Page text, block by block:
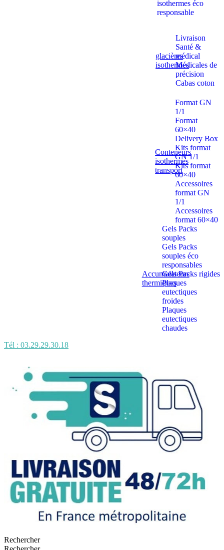
isothermes éco
responsable
glacières
isothermes
Livraison
Santé &
médical
Médicales de
précision
Cabas coton
Conteneurs
isothermes
transport
Format GN
1/1
Format
60×40
Delivery Box
Kits format
GN 1/1
Kits format
60×40
Accessoires
format GN
1/1
Accessoires
format 60×40
Accumulateurs
thermiques
Gels Packs
souples
Gels Packs
souples éco
responsables
Gels Packs rigides
Plaques
eutectiques
froides
Plaques
eutectiques
chaudes
Tél : 03.29.29.30.18
Rechercher